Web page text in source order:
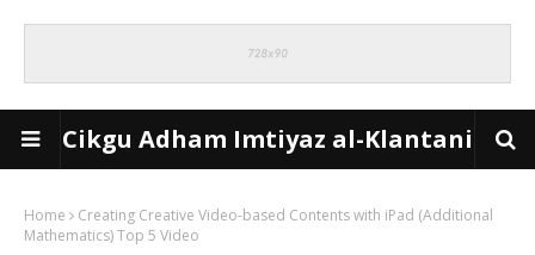
Cikgu Adham Imtiyaz al-Klantani
Home
Creating Creative Video-based Contents with iPad (Additional
Mathematics) Top 5 Video